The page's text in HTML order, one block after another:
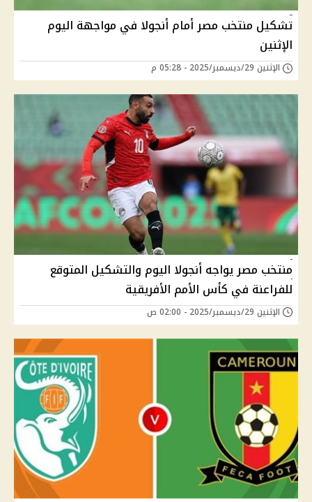
تشكيل منتخب مصر أمام أنجولا في مواجهة اليوم
الإثنين
الإثنين 29/ديسمبر/2025 - 05:28 م
منتخب مصر يواجه أنجولا اليوم والتشكيل المتوقع
للفراعنة في كأس الأمم الأفريقية
الإثنين 29/ديسمبر/2025 - 02:00 ص